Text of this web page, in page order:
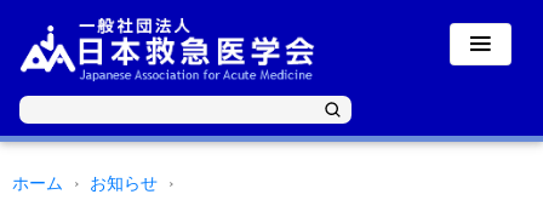
ホーム
お知らせ